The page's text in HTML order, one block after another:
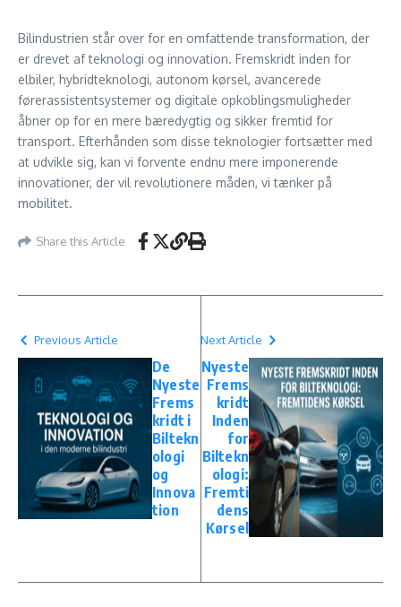
Bilindustrien står over for en omfattende transformation, der
er drevet af teknologi og innovation. Fremskridt inden for
elbiler, hybridteknologi, autonom kørsel, avancerede
førerassistentsystemer og digitale opkoblingsmuligheder
åbner op for en mere bæredygtig og sikker fremtid for
transport. Efterhånden som disse teknologier fortsætter med
at udvikle sig, kan vi forvente endnu mere imponerende
innovationer, der vil revolutionere måden, vi tænker på
mobilitet.
Share this Article
Previous Article
De
Nyeste
Frems
kridt i
Biltekn
ologi
og
Innova
tion
Next Article
Nyeste
Frems
kridt
Inden
for
Biltekn
ologi:
Fremti
dens
Kørsel